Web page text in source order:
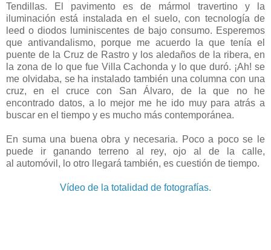
Tendillas. El pavimento es de mármol travertino y la
iluminación está instalada en el suelo, con tecnología de
leed o diodos luminiscentes de bajo consumo. Esperemos
que antivandalismo, porque me acuerdo la que tenía el
puente de la Cruz de Rastro y los aledaños de la ribera, en
la zona de lo que fue Villa Cachonda y lo que duró. ¡Ah! se
me olvidaba, se ha instalado también una columna con una
cruz, en el cruce con San Álvaro, de la que no he
encontrado datos, a lo mejor me he ido muy para atrás a
buscar en el tiempo y es mucho más contemporánea.
En suma una buena obra y necesaria. Poco a poco se le
puede ir ganando terreno al rey, ojo al de la calle,
al automóvil, lo otro llegará también, es cuestión de tiempo.
Vídeo de la totalidad de fotografías.